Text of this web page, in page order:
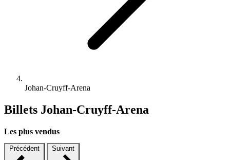
Johan-Cruyff-Arena
Billets Johan-Cruyff-Arena
Les plus vendus
Précédent Suivant